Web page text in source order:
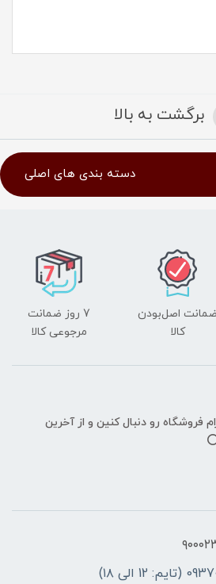
برگشت به بالا
دسته بندی های اصلی
ضمانت اصل‌بودن
کالا
7 روز ضمانت
مرجوعی کالا
فروشگاه رو دنبال کنین و از آخرین
12 الی ۱۸)